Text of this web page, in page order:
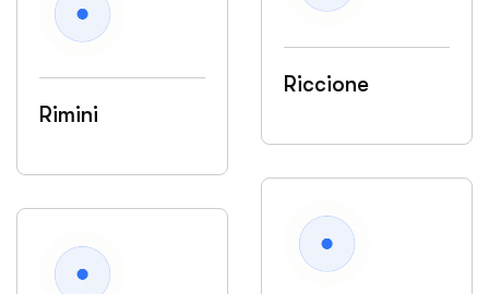
Riccione
Rimini